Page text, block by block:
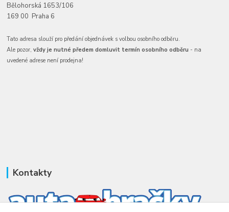
Bělohorská 1653/106
169 00 Praha 6
Tato adresa slouží pro předání objednávek s volbou osobního odběru.
Ale pozor,vždy je nutné předem domluvit termín osobního odběru - na
uvedené adrese není prodejna!
Kontakty